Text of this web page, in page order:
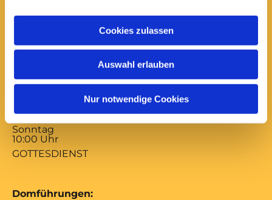
Cookies zulassen
Auswahl erlauben
Nur notwendige Cookies
Montag bis Freitag
mittwochs mit Versöhnungsgebet von Coventry
freitags mit Abendmahl
Samstag
MUSIKALISCHES MITTAGSGEBET
Sonntag
10:00 Uhr
GOTTESDIENST
Domführungen: